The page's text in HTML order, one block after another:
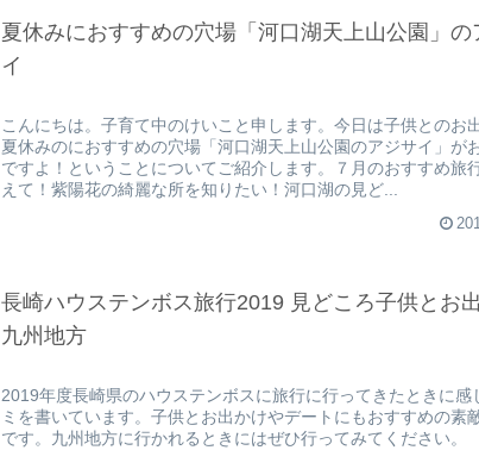
夏休みにおすすめの穴場「河口湖天上山公園」の
イ
こんにちは。子育て中のけいこと申します。今日は子供とのお
夏休みのにおすすめの穴場「河口湖天上山公園のアジサイ」が
ですよ！ということについてご紹介します。７月のおすすめ旅
えて！紫陽花の綺麗な所を知りたい！河口湖の見ど...
長崎ハウステンボス旅行2019 見どころ子供とお
九州地方
2019年度長崎県のハウステンボスに旅行に行ってきたときに感
ミを書いています。子供とお出かけやデートにもおすすめの素
です。九州地方に行かれるときにはぜひ行ってみてください。